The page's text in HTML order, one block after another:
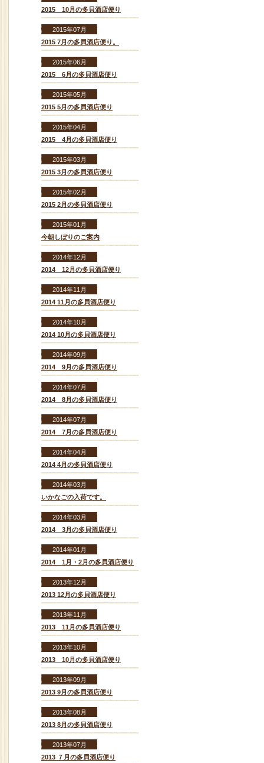
2015 10月の多貝酒店便り
2015年07月
2015 7月の多貝酒店便り。
2015年06月
2015 6月の多貝酒店便り
2015年05月
2015 5月の多貝酒店便り
2015年04月
2015 4月の多貝酒店便り
2015年03月
2015 3月の多貝酒店便り
2015年02月
2015 2月の多貝酒店便り
2015年01月
今朝しぼりのご案内
2014年12月
2014 12月の多貝酒店便り
2014年11月
2014 11月の多貝酒店便り
2014年10月
2014 10月の多貝酒店便り
2014年09月
2014 9月の多貝酒店便り
2014年07月
2014 8月の多貝酒店便り
2014年07月
2014 7月の多貝酒店便り
2014年04月
2014 4月の多貝酒店便り
2014年03月
いかなごの入荷です。
2014年03月
2014 3月の多貝酒店便り
2014年01月
2014 1月・2月の多貝酒店便り
2013年12月
2013 12月の多貝酒店便り
2013年11月
2013 11月の多貝酒店便り
2013年10月
2013 10月の多貝酒店便り
2013年09月
2013 9月の多貝酒店便り
2013年08月
2013 8月の多貝酒店便り
2013年07月
2013 ７月の多貝酒店便り